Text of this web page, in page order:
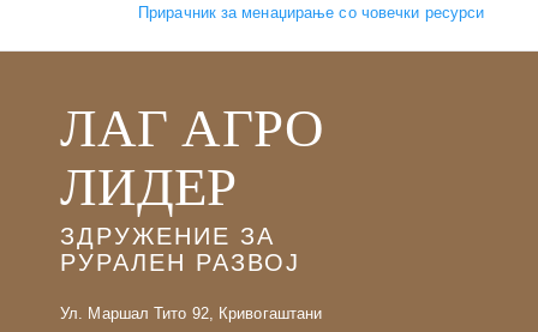
Прирачник за менаџирање со човечки ресурси
ЛАГ АГРО
ЛИДЕР
ЗДРУЖЕНИЕ ЗА
РУРАЛЕН РАЗВОЈ
Ул. Маршал Тито 92, Кривогаштани